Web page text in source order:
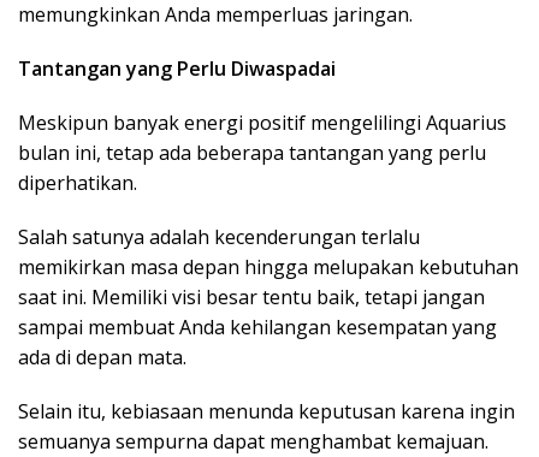
memungkinkan Anda memperluas jaringan.
Tantangan yang Perlu Diwaspadai
Meskipun banyak energi positif mengelilingi Aquarius
bulan ini, tetap ada beberapa tantangan yang perlu
diperhatikan.
Salah satunya adalah kecenderungan terlalu
memikirkan masa depan hingga melupakan kebutuhan
saat ini. Memiliki visi besar tentu baik, tetapi jangan
sampai membuat Anda kehilangan kesempatan yang
ada di depan mata.
Selain itu, kebiasaan menunda keputusan karena ingin
semuanya sempurna dapat menghambat kemajuan.